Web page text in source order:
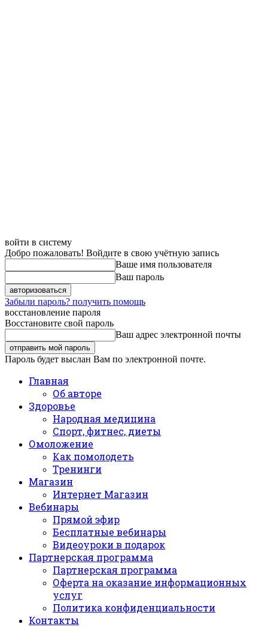
войти в систему
Добро пожаловать! Войдите в свою учётную запись
Ваше имя пользователя
Ваш пароль
Забыли пароль? получить помощь
восстановление пароля
Восстановите свой пароль
Ваш адрес электронной почты
Пароль будет выслан Вам по электронной почте.
Главная
Об авторе
Здоровье
Народная медицина
Спорт, фитнес, диеты
Омоложение
Как помолодеть
Тренинги
Магазин
Интернет Магазин
Вебинары
Прямой эфир
Бесплатные вебинары
Видеоуроки в подарок
Партнерская программа
Партнерская программа
Оферта на оказание информационных
услуг
Политика конфиденциальности
Контакты